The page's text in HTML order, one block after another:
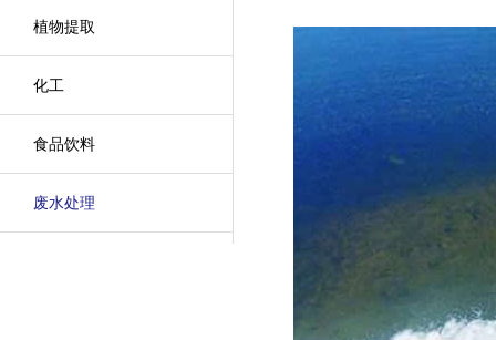
植物提取
化工
食品饮料
废水处理